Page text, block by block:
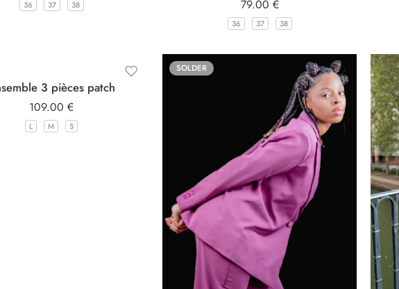
36 37 38 79.00 €
36 37 38
3 pièces patch
109.00 €
L M S
SOLDER